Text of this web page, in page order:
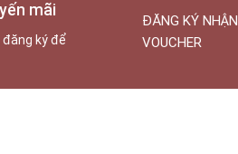
mãi
đăng ký để
ĐĂNG KÝ NHẬN
VOUCHER